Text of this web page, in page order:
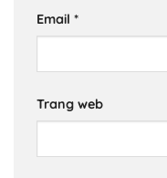
Email *
Trang web